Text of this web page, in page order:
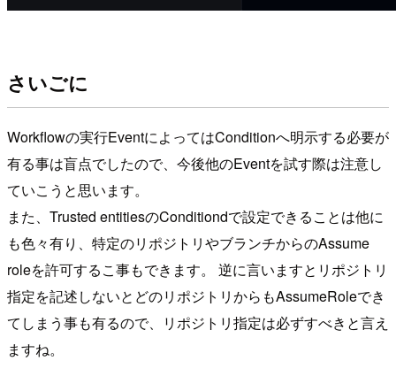
さいごに
Workflowの実行EventによってはConditionへ明示する必要が
有る事は盲点でしたので、今後他のEventを試す際は注意し
ていこうと思います。
また、Trusted entitiesのConditiondで設定できることは他に
も色々有り、特定のリポジトリやブランチからのAssume
roleを許可するこ事もできます。 逆に言いますとリポジトリ
指定を記述しないとどのリポジトリからもAssumeRoleでき
てしまう事も有るので、リポジトリ指定は必ずすべきと言え
ますね。